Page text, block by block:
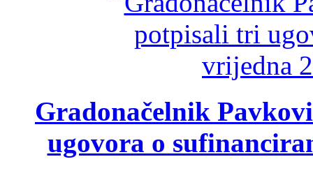
Gradonačelnik
ugovora o